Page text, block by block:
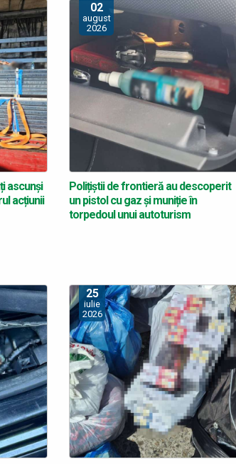
ascunși
acțiunii
02
august
2026
Polițiștii de frontieră au descoperit
un pistol cu gaz și muniție în
torpedoul unui autoturism
25
iulie
2026